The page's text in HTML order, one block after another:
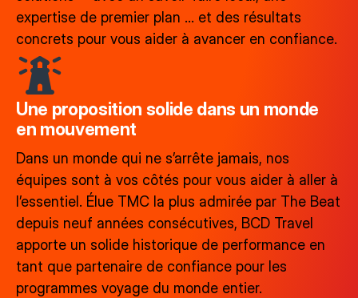
expertise de premier plan ... et des résultats
concrets pour vous aider à avancer en confiance.
Une proposition solide dans un monde
en mouvement
Dans un monde qui ne s’arrête jamais, nos
équipes sont à vos côtés pour vous aider à aller à
l’essentiel. Élue TMC la plus admirée par The Beat
depuis neuf années consécutives, BCD Travel
apporte un solide historique de performance en
tant que partenaire de confiance pour les
programmes voyage du monde entier.